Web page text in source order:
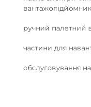
вантажопідйомник
ручний палетний
частини для
обслуговування